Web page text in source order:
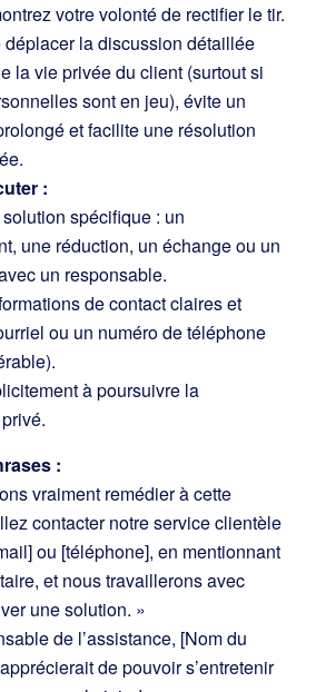
votre volonté de rectifier le tir.
déplacer la discussion détaillée
la vie privée du client (surtout si
sont en jeu), évite un
et facilite une résolution
:
spécifique : un
une réduction, un échange ou un
un responsable.
de contact claires et
ou un numéro de téléphone
à poursuivre la
:
vraiment remédier à cette
contacter notre service clientèle
ou [téléphone], en mentionnant
et nous travaillerons avec
une solution. »
de l’assistance, [Nom du
de pouvoir s’entretenir